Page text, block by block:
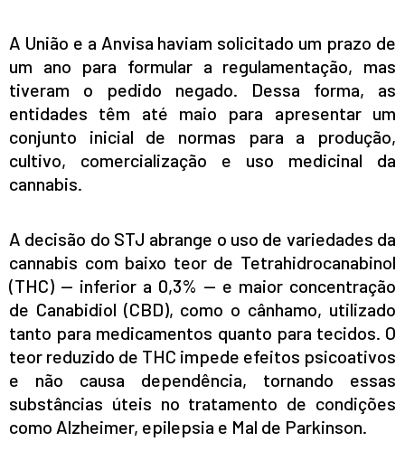
A União e a Anvisa haviam solicitado um prazo de
um ano para formular a regulamentação, mas
tiveram o pedido negado. Dessa forma, as
entidades têm até maio para apresentar um
conjunto inicial de normas para a produção,
cultivo, comercialização e uso medicinal da
cannabis.
A decisão do STJ abrange o uso de variedades da
cannabis com baixo teor de Tetrahidrocanabinol
(THC) — inferior a 0,3% — e maior concentração
de Canabidiol (CBD), como o cânhamo, utilizado
tanto para medicamentos quanto para tecidos. O
teor reduzido de THC impede efeitos psicoativos
e não causa dependência, tornando essas
substâncias úteis no tratamento de condições
como Alzheimer, epilepsia e Mal de Parkinson.